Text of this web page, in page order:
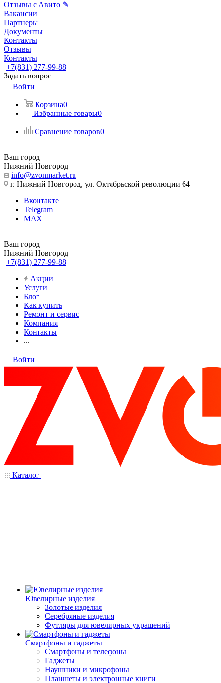
Отзывы с Авито ✎
Вакансии
Партнеры
Документы
Контакты
Отзывы
Контакты
+7(831) 277-99-88
Задать вопрос
Войти
Корзина0
Избранные товары0
Сравнение товаров0
Ваш город
Нижний Новгород
info@zvonmarket.ru
г. Нижний Новгород, ул. Октябрьской революции 64
Вконтакте
Telegram
MAX
Ваш город
Нижний Новгород
+7(831) 277-99-88
Акции
Услуги
Блог
Как купить
Ремонт и сервис
Компания
Контакты
...
Войти
Каталог
Ювелирные изделия
Золотые изделия
Серебряные изделия
Футляры для ювелирных украшений
Смартфоны и гаджеты
Смартфоны и телефоны
Гаджеты
Наушники и микрофоны
Планшеты и электронные книги